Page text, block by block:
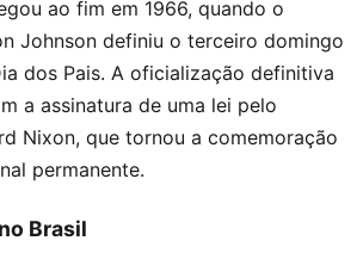
ao fim em 1966, quando o
Johnson definiu o terceiro domingo
dos Pais. A oficialização definitiva
a assinatura de uma lei pelo
Nixon, que tornou a comemoração
permanente.
Brasil